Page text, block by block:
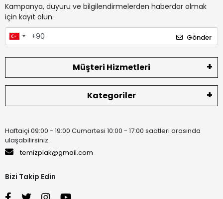
Kampanya, duyuru ve bilgilendirmelerden haberdar olmak
için kayıt olun.
Gönder
Müşteri Hizmetleri
Kategoriler
Haftaiçi 09:00 - 19:00 Cumartesi 10:00 - 17:00 saatleri arasında
ulaşabilirsiniz.
temizplak@gmail.com
Bizi Takip Edin